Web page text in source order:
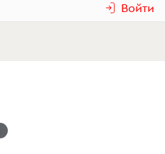
Войти